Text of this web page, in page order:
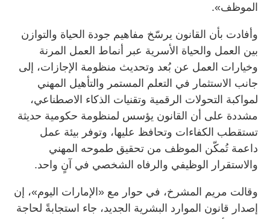
الموظف».
وأفادت بأن القانون يرسّخ مفاهيم جودة الحياة والتوازن
بين العمل والحياة الأسرية عبر أنماط العمل المرنة
وخيارات العمل عن بُعد وتحديث منظومة الإجازات، إلى
جانب الاستثمار في التعلم المستمر والتأهيل المهني
لمواكبة التحولات الرقمية وتقنيات الذكاء الاصطناعي،
مشددة على أن القانون يؤسس لمنظومة حكومية حديثة
تستقطب الكفاءات وتحافظ عليها، وتوفر بيئة عمل
داعمة تُمكّن الموظف من تحقيق طموحه المهني
والاستقرار الوظيفي والرفاه الشخصي في آنٍ واحد.
وقالت مريم المشرخ، في حوار مع «الإمارات اليوم»، إن
إصدار قانون الموارد البشرية الجديد، جاء استجابةً لحاجة